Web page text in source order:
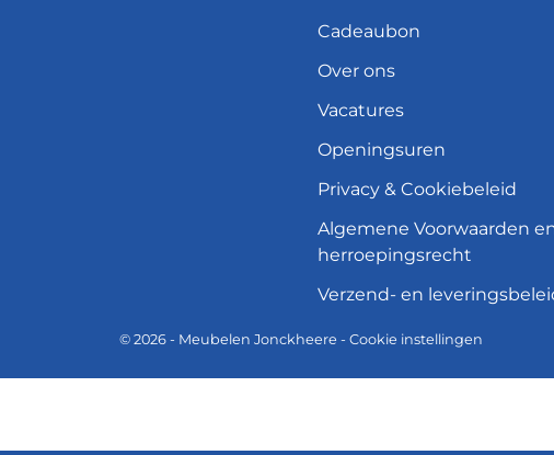
Cadeaubon
Over ons
Vacatures
Openingsuren
Privacy & Cookiebeleid
Algemene Voorwaarden
herroepingsrecht
Verzend- en
© 2026 - Meubelen Jonckheere - Cookie instellingen